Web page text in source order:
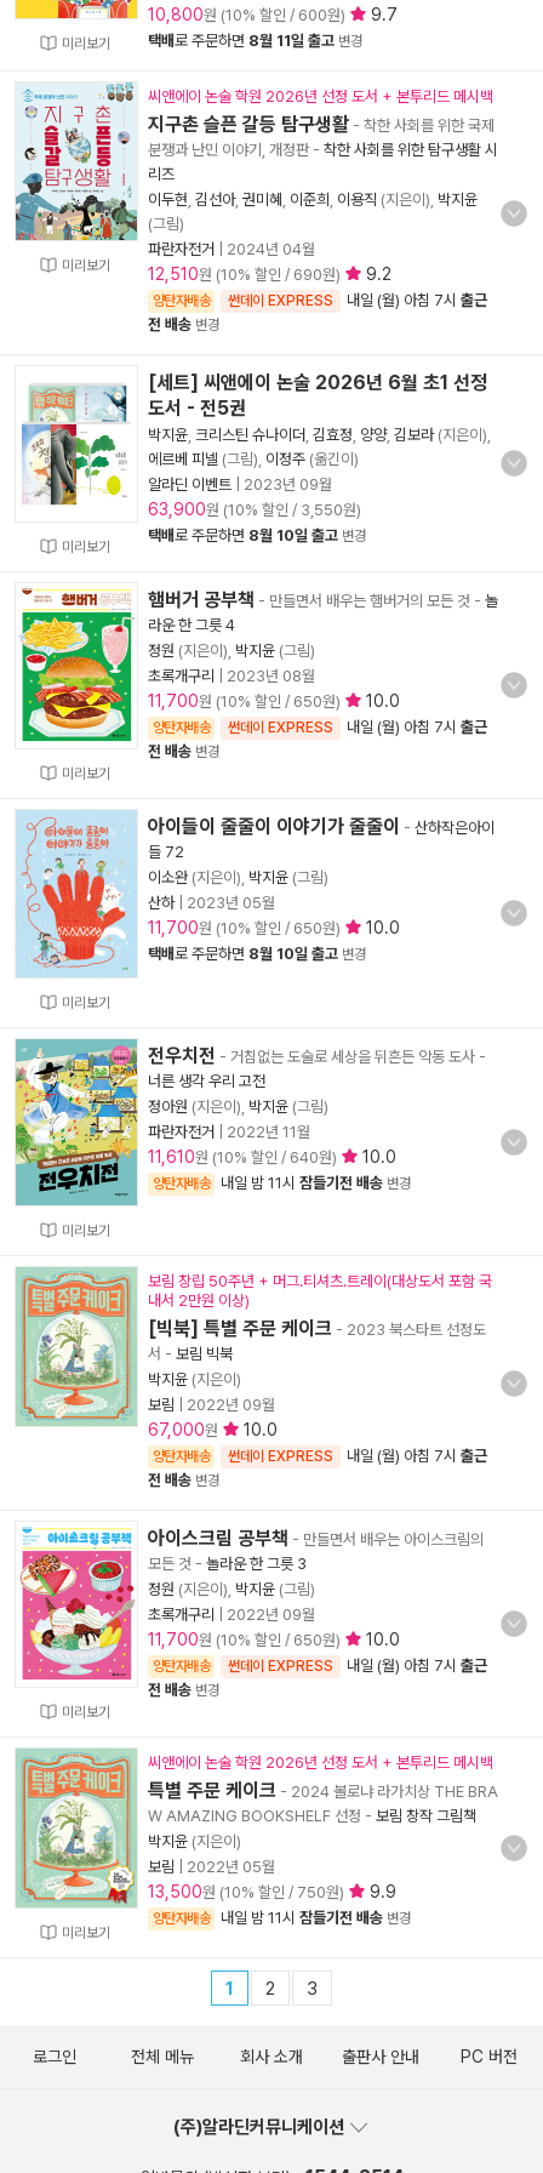
미리보기
10,800원 (10% 할인 / 600원) 9.7
택배로 주문하면 8월 11일 출고 변경
미리보기
씨앤에이 논술 학원 2026년 선정 도서 + 본투리드 메시백
지구촌 슬픈 갈등 탐구생활 - 착한 사회를 위한 국제
분쟁과 난민 이야기, 개정판- 착한 사회를 위한 탐구생활 시
리즈
이두현 김선아, 권미혜 이준희 이용직 (지은이), 박지윤
(그림)
파란자전거
2024년 04월
12,510원 (10% 할인 / 690원) 9.2
양탄자배송 썬데이 EXPRESS 내일 (월) 아침 7시 출근
전 배송 변경
미리보기
[세트] 씨앤에이 논술 2026년 6월 초1 선정
도서 - 전5권
박지윤 크리스틴 슈나이더 김효정 양양, 김보라(지은이),
에르베 피넬 (그림), 이정주 (옮긴이)
알라딘 이벤트
2023년 09월
63,900원 (10% 할인 / 3,550원)
택배로 주문하면 8월 10일 출고 변경
미리보기
햄버거 공부책 - 만들면서 배우는 햄버거의 모든 것 - 놀
라운 한 그릇 4
정원 (지은이), 박지윤 (그림)
초록개구리
2023년 08월
11,700원 (10% 할인 / 650원) 10.0
양탄자배송 썬데이 EXPRESS 내일 (월) 아침 7시 출근
전 배송 변경
미리보기
아이들이 줄줄이 이야기가 줄줄이 - 산하작은아이
들 72
이소완(지은이), 박지윤 (그림)
산하| 2023년 05월
11,700원 (10% 할인 / 650원) 10.0
택배로 주문하면 8월 10일 출고 변경
미리보기
전우치전 - 거침없는 도술로 세상을 뒤흔든 악동 도사 -
너른 생각 우리 고전
정아원 (지은이), 박지윤 (그림)
파란자전거
2022년 11월
11,610원 (10% 할인 / 640원) 10.0
양탄자배송 내일 밤 11시 잠들기전 배송 변경
보림 창립 50주년 + 머그.티셔츠.트레이(대상도서 포함 국
내서 2만원 이상)
[빅북] 특별 주문 케이크 - 2023 북스타트 선정도
서 - 보림 빅북
박지윤 (지은이)
보림
2022년 09월
67,000원 10.0
양탄자배송 썬데이 EXPRESS 내일 (월) 아침 7시 출근
전 배송 변경
미리보기
아이스크림 공부책 - 만들면서 배우는 아이스크림의
모든 것 - 놀라운 한 그릇 3
정원 (지은이), 박지윤 (그림)
초록개구리
2022년 09월
11,700원 (10% 할인 / 650원) 10.0
양탄자배송 썬데이 EXPRESS 내일 (월) 아침 7시 출근
전 배송 변경
미리보기
씨앤에이 논술 학원 2026년 선정 도서 + 본투리드 메시백
특별 주문 케이크 - 2024 볼로냐 라가치상 THE BRA
W AMAZING BOOKSHELF 선정 - 보림 창작 그림책
박지윤 (지은이)
보림
2022년 05월
13,500원 (10% 할인 / 750원) 9.9
양탄자배송 내일 밤 11시 잠들기전 배송 변경
1 2 3
로그인 전체 메뉴 회사 소개 출판사 안내 PC 버전
(주)알라딘커뮤니케이션